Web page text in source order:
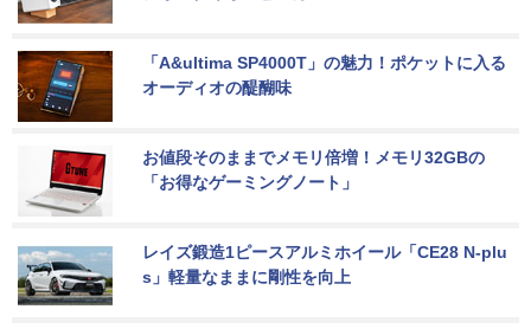
「A&ultima SP4000T」の魅力！ポケットに入る
オーディオの醍醐味
お値段そのままでメモリ倍増！メモリ32GBの
「お得なゲーミングノート」
レイズ鍛造1ピースアルミホイール「CE28 N-plu
s」軽量なままに剛性を向上